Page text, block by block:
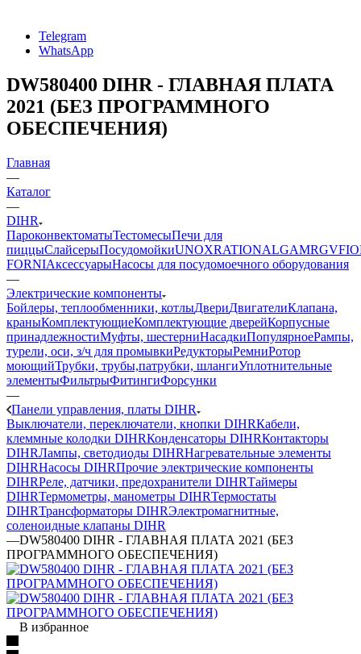
Telegram
WhatsApp
DW580400 DIHR - ГЛАВНАЯ ПЛАТА
2021 (БЕЗ ПРОГРАММНОГО
ОБЕСПЕЧЕНИЯ)
Главная
—
Каталог
—
DIHR
ПароконвектоматыТестомесыПечи для
пиццыСлайсерыПосудомойкиUNOXRATIONALGAMRGV
FORNIАксессуарыНасосы для посудомоечного оборудования
—
Электрические компоненты
Бойлеры, теплообменники, котлыДвериДвигателиКлапана,
краныКомплектующиеКомплектующие дверейКорпусные
принадлежностиМуфты, шестерниНасадкиПопулярноеРампы,
турели, оси, з/ч для промывкиРедукторыРемниРотор
моющийТрубки, трубы,патрубки, шлангиУплотнительные
элементыФильтрыФитингиФорсунки
—
Панели управления, платы DIHR
Выключатели, переключатели, кнопки DIHRКабели,
клеммные колодки DIHRКонденсаторы DIHRКонтакторы
DIHRЛампы, светодиоды DIHRНагревательные элементы
DIHRНасосы DIHRПрочие электрические компоненты
DIHRРеле, датчики, предохранители DIHRТаймеры
DIHRТермометры, манометры DIHRТермостаты
DIHRТрансформаторы DIHRЭлектромагнитные,
соленоидные клапаны DIHR
—DW580400 DIHR - ГЛАВНАЯ ПЛАТА 2021 (БЕЗ
ПРОГРАММНОГО ОБЕСПЕЧЕНИЯ)
В избранное